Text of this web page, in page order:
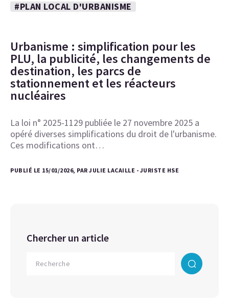
#PLAN LOCAL D'URBANISME
Urbanisme : simplification pour les
PLU, la publicité, les changements de
destination, les parcs de
stationnement et les réacteurs
nucléaires
La loi n° 2025-1129 publiée le 27 novembre 2025 a
opéré diverses simplifications du droit de l'urbanisme.
Ces modifications ont…
PUBLIÉ LE 15/01/2026, PAR JULIE LACAILLE - JURISTE HSE
Chercher un article